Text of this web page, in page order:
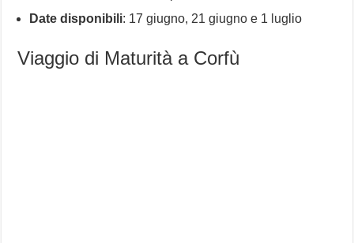
Date disponibili: 17 giugno, 21 giugno e 1 luglio
Viaggio di Maturità a Corfù